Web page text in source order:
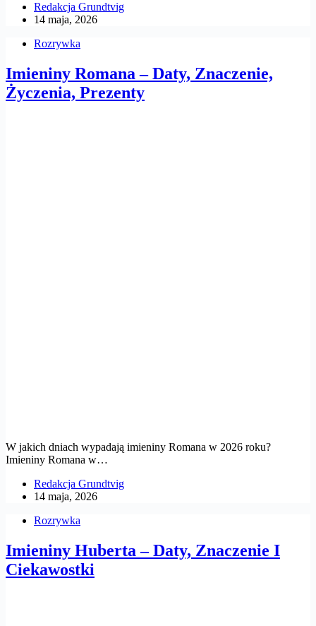
Redakcja Grundtvig
14 maja, 2026
Rozrywka
Imieniny Romana – Daty, Znaczenie,
Życzenia, Prezenty
W jakich dniach wypadają imieniny Romana w 2026 roku?
Imieniny Romana w…
Redakcja Grundtvig
14 maja, 2026
Rozrywka
Imieniny Huberta – Daty, Znaczenie I
Ciekawostki